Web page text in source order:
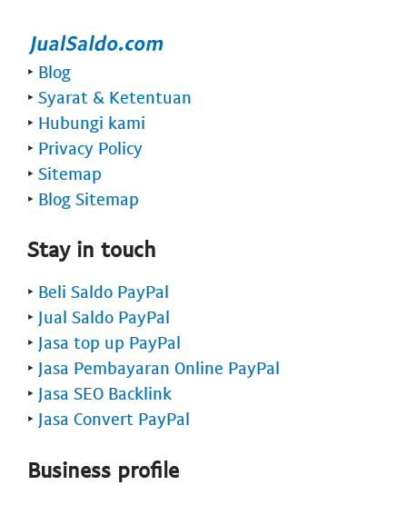
‣ Blog
‣ Syarat & Ketentuan
‣ Hubungi kami
‣ Privacy Policy
‣ Sitemap
‣ Blog Sitemap
Stay in touch
‣ Beli Saldo PayPal
‣ Jual Saldo PayPal
‣ Jasa top up PayPal
‣ Jasa Pembayaran Online PayPal
‣ Jasa SEO Backlink
‣ Jasa Convert PayPal
Business profile